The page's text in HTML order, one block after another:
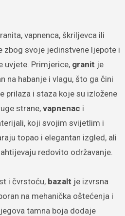
vapnenca, škriljevca ili
zbog svoje jedinstvene ljepote i
uvjete. Primjerice, granit je
na habanje i vlagu, što ga čini
prilaza i staza koje su izložene
strane, vapnenac i
koji svojim svijetlim i
topao i elegantan izgled, ali
redovito održavanje.
i čvrstoću, bazalt je izvrsna
na mehanička oštećenja i
tamna boja dodaje